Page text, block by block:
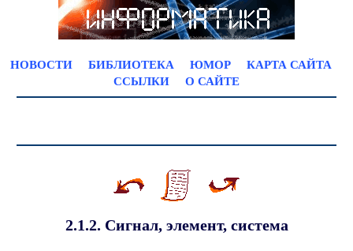
НОВОСТИ БИБЛИОТЕКА ЮМОР
КАРТА САЙТА
ССЫЛКИ
О САЙТЕ
2.1.2. Сигнал, элемент, система